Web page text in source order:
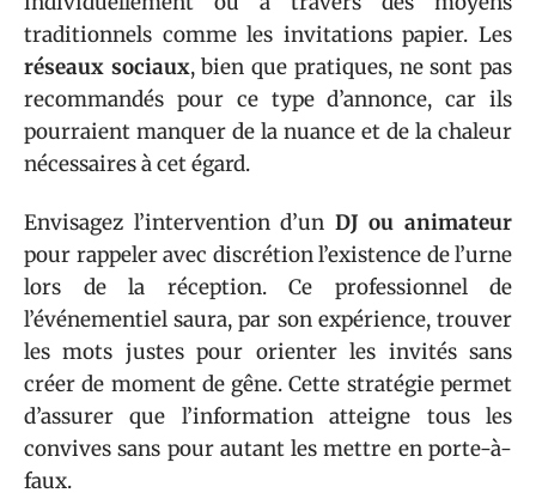
traditionnels comme les invitations papier. Les
réseaux sociaux, bien que pratiques, ne sont pas
recommandés pour ce type d’annonce, car ils
pourraient manquer de la nuance et de la chaleur
nécessaires à cet égard.
Envisagez l’intervention d’un DJ ou animateur
pour rappeler avec discrétion l’existence de l’urne
lors de la réception. Ce professionnel de
l’événementiel saura, par son expérience, trouver
les mots justes pour orienter les invités sans
créer de moment de gêne. Cette stratégie permet
d’assurer que l’information atteigne tous les
convives sans pour autant les mettre en porte-à-
faux.